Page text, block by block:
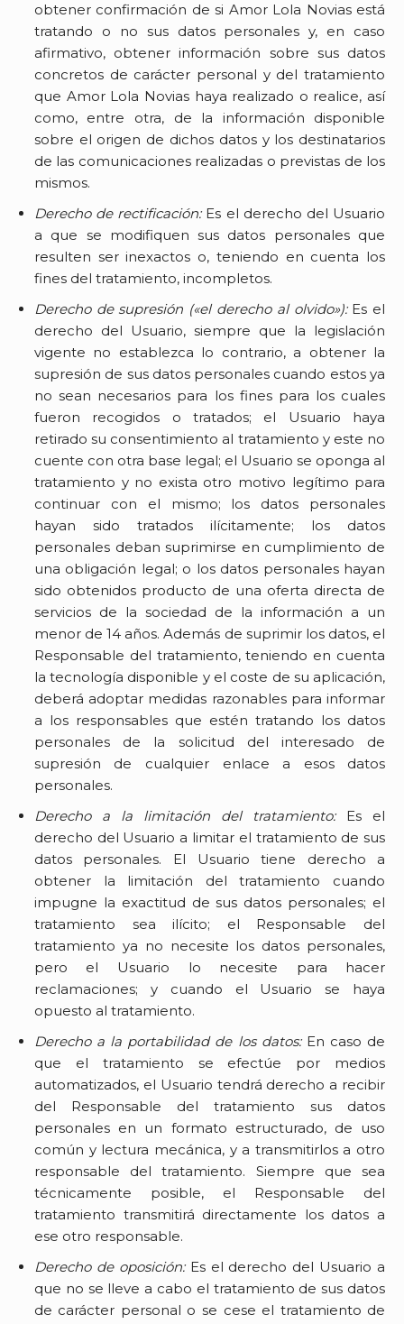
obtener confirmación de si Amor Lola Noviasestá
tratando o no sus datos personales y, en caso
afirmativo, obtener información sobre sus datos
concretos de carácter personal y del tratamiento
que Amor Lola Noviashaya realizado o realice, así
como, entre otra, de la información disponible
sobre el origen de dichos datos y los destinatarios
de las comunicaciones realizadas o previstas de los
mismos.
Derecho de rectificación:Es el derecho del Usuario
a que se modifiquen sus datos personales que
resulten ser inexactos o, teniendo en cuenta los
fines del tratamiento, incompletos.
Derecho de supresión («el derecho al olvido»):Es el
derecho del Usuario, siempre que la legislación
vigente no establezca lo contrario, a obtener la
supresión de sus datos personales cuando estos ya
no sean necesarios para los fines para los cuales
fueron recogidos o tratados; el Usuario haya
retirado su consentimiento al tratamiento y este no
cuente con otra base legal; el Usuario se oponga al
tratamiento y no exista otro motivo legítimo para
continuar con el mismo; los datos personales
hayan sido tratados ilícitamente; los datos
personales deban suprimirse en cumplimiento de
una obligación legal; o los datos personales hayan
sido obtenidos producto de una oferta directa de
servicios de la sociedad de la información a un
menor de 14 años. Además de suprimir los datos, el
Responsable del tratamiento, teniendo en cuenta
la tecnología disponible y el coste de su aplicación,
deberá adoptar medidas razonables para informar
a los responsables que estén tratando los datos
personales de la solicitud del interesado de
supresión de cualquier enlace a esos datos
personales.
Derecho a la limitación del tratamiento:Es el
derecho del Usuario a limitar el tratamiento de sus
datos personales. El Usuario tiene derecho a
obtener la limitación del tratamiento cuando
impugne la exactitud de sus datos personales; el
tratamiento sea ilícito; el Responsable del
tratamiento ya no necesite los datos personales,
pero el Usuario lo necesite para hacer
reclamaciones; y cuando el Usuario se haya
opuesto al tratamiento.
Derecho a la portabilidad de los datos:En caso de
que el tratamiento se efectúe por medios
automatizados, el Usuario tendrá derecho a recibir
del Responsable del tratamiento sus datos
personales en un formato estructurado, de uso
común y lectura mecánica, y a transmitirlos a otro
responsable del tratamiento. Siempre que sea
técnicamente posible, el Responsable del
tratamiento transmitirá directamente los datos a
ese otro responsable.
Derecho de oposición:Es el derecho del Usuario a
que no se lleve a cabo el tratamiento de sus datos
de carácter personal o se cese el tratamiento de